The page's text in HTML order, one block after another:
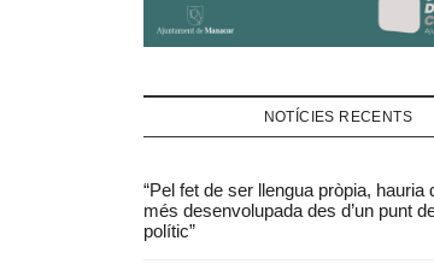
NOTÍCIES RECENTS
“Pel fet de ser llengua pròpia, hauria
més desenvolupada des d’un punt
polític”